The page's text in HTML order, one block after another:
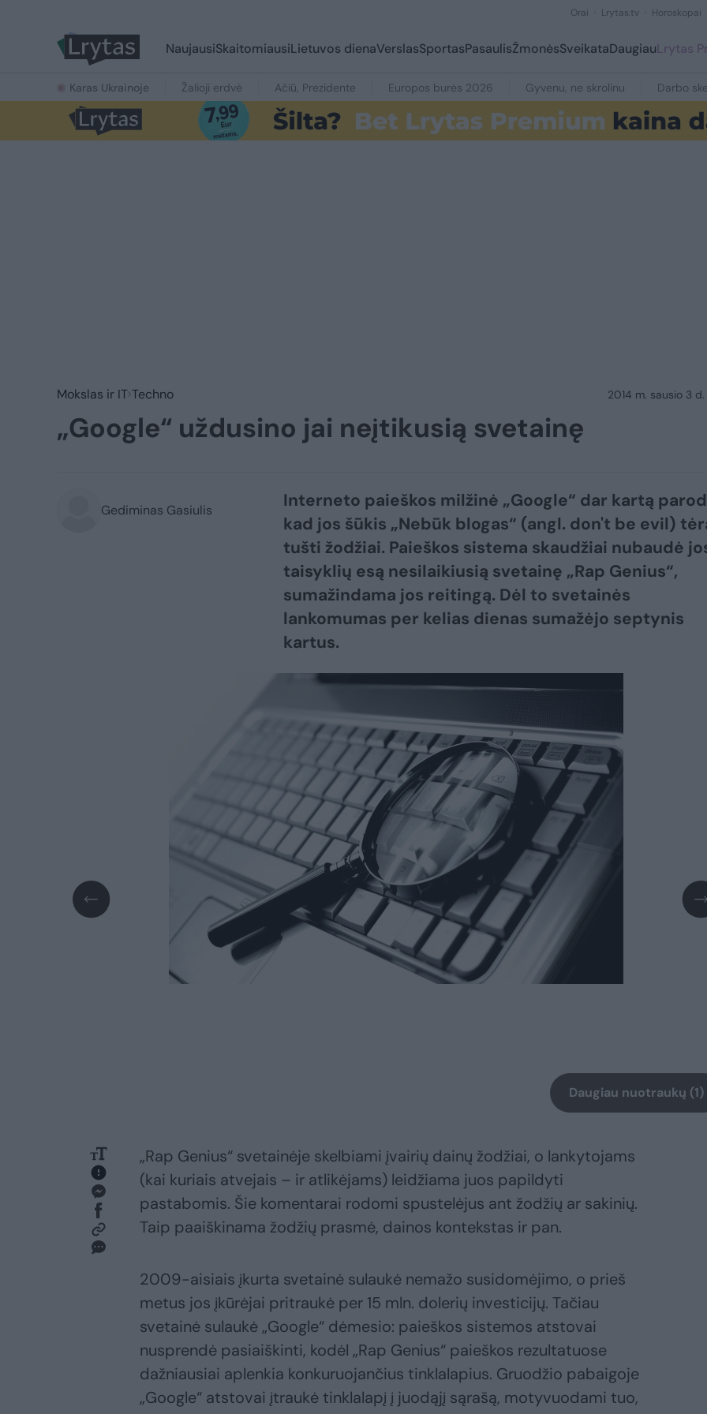
Orai Lrytas.tv Horoskopai
NaujausiSkaitomiausiLietuvos dienaVerslasSportasPasaulisŽmonėsSveikataDaugiauLrytas
Karas Ukrainoje Žalioji erdvė Ačiū, Prezidente Europos burės 2026 Gyvenu, ne skrolinu Darbo
Mokslas ir IT Techno 2014 m. sausio 3 d.
„Google“ uždusino jai neįtikusią svetainę
Gediminas Gasiulis
Interneto paieškos milžinė „Google“ dar kartą
kad jos šūkis „Nebūk blogas“ (angl. don't be evil)
tušti žodžiai. Paieškos sistema skaudžiai nubaudė
taisyklių esą nesilaikiusią svetainę „Rap Genius“,
sumažindama jos reitingą. Dėl to svetainės
lankomumas per kelias dienas sumažėjo septynis
kartus.
Daugiau nuotraukų (1)
„Rap Genius“ svetainėje skelbiami įvairių dainų žodžiai, o lankytojams
(kai kuriais atvejais – ir atlikėjams) leidžiama juos papildyti
pastabomis. Šie komentarai rodomi spustelėjus ant žodžių ar sakinių.
Taip paaiškinama žodžių prasmė, dainos kontekstas ir pan.
2009-aisiais įkurta svetainė sulaukė nemažo susidomėjimo, o prieš
metus jos įkūrėjai pritraukė per 15 mln. dolerių investicijų. Tačiau
svetainė sulaukė „Google“ dėmesio: paieškos sistemos atstovai
nusprendė pasiaiškinti, kodėl „Rap Genius“ paieškos rezultatuose
dažniausiai aplenkia konkuruojančius tinklalapius. Gruodžio pabaigoje
„Google“ atstovai įtraukė tinklalapį į juodąjį sąrašą, motyvuodami tuo,